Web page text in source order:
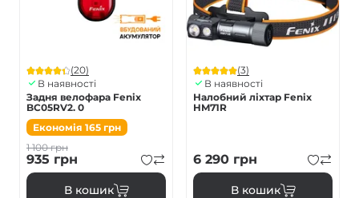
(20)
В наявності
Задня велофара Fenix
BC05RV2. 0
Економія 165 грн
1 100грн
935 грн
В кошик
(3)
В наявності
Налобний ліхтар Fenix
HM71R
6 290 грн
В кошик